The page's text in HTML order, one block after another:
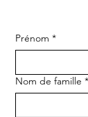
Prénom *
Nom de famille *